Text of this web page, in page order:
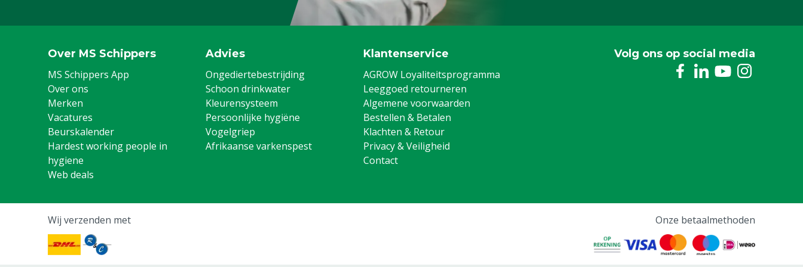
Over MS Schippers
MS Schippers App
Over ons
Merken
Vacatures
Beurskalender
Hardest working people in
hygiene
Web deals
Advies
Ongediertebestrijding
Schoon drinkwater
Kleurensysteem
Persoonlijke hygiëne
Vogelgriep
Afrikaanse varkenspest
Klantenservice
AGROW Loyaliteitsprogramma
Leeggoed retourneren
Algemene voorwaarden
Bestellen & Betalen
Klachten & Retour
Privacy & Veiligheid
Contact
Volg ons op social media
Wij verzenden met Onze betaalmethoden